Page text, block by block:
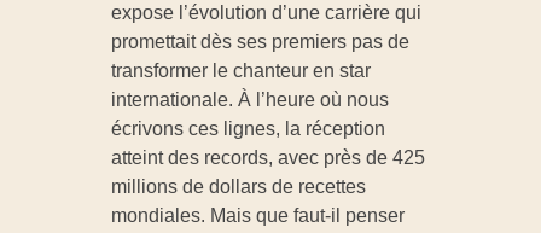
H
o
m
expose l’évolution d’une carrière qui
promettait dès ses premiers pas de
transformer le chanteur en star
internationale. À l’heure où nous
écrivons ces lignes, la réception
atteint des records, avec près de 425
millions de dollars de recettes
mondiales. Mais que faut-il penser